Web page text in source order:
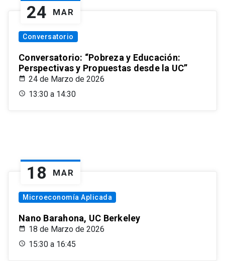
24 MAR
Conversatorio
Conversatorio: “Pobreza y Educación:
Perspectivas y Propuestas desde la UC”
24 de Marzo de 2026
13:30 a 14:30
18 MAR
Microeconomía Aplicada
Nano Barahona, UC Berkeley
18 de Marzo de 2026
15:30 a 16:45